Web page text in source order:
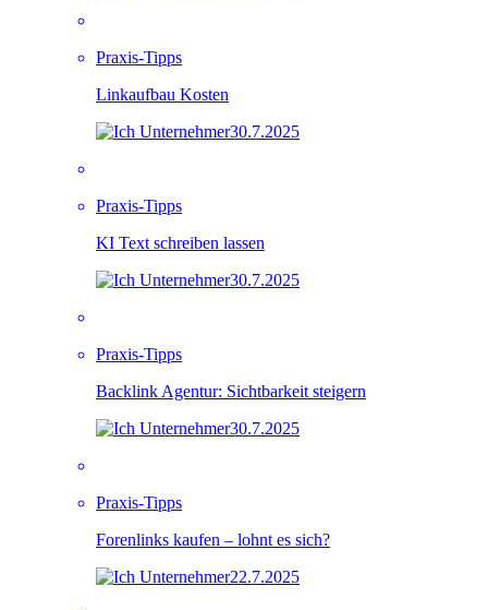
Praxis-Tipps
Linkaufbau Kosten
30.7.2025
Praxis-Tipps
KI Text schreiben lassen
30.7.2025
Praxis-Tipps
Backlink Agentur: Sichtbarkeit steigern
30.7.2025
Praxis-Tipps
Forenlinks kaufen – lohnt es sich?
22.7.2025